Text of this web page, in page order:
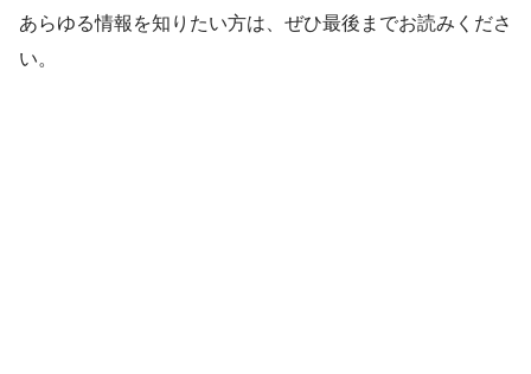
あらゆる情報を知りたい方は、ぜひ最後までお読みくださ
い。